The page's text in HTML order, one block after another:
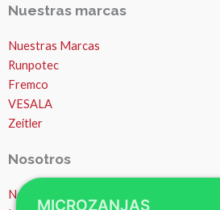
Nuestras marcas
Nuestras Marcas
Runpotec
Fremco
VESALA
Zeitler
Nosotros
Nosotros
MICROZANJAS